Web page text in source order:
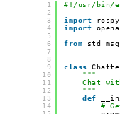
1
2
3
4
5
6
7
8
9
10
11
12
13
14
#!/usr/bin/
import
rospy
import
from
class
"""
Chat
"""
def
#